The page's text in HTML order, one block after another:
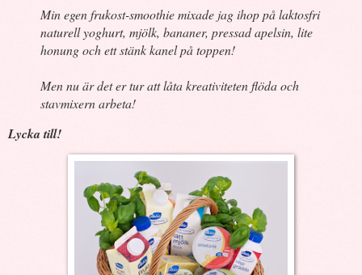
Min egen frukost-smoothie mixade jag ihop på laktosfri
naturell yoghurt, mjölk, bananer, pressad apelsin, lite
honung och ett stänk kanel på toppen!
Men nu är det er tur att låta kreativiteten flöda och
stavmixern arbeta!
Lycka till!